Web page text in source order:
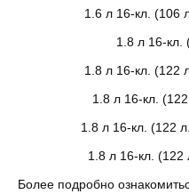
1.6 л 16-кл. (106
1.8 л 16-
1.8 л 16-кл. (122
1.8 л 16-кл.
1.8 л 16-кл. (122
1.8 л 16-кл.
Более подробно